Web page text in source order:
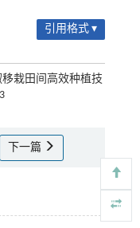
引用格式 ▾
栽田间高效种植技
下一篇